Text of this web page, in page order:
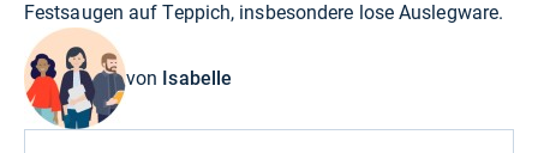
Festsaugen auf Teppich, insbesondere lose Auslegware.
von Isabelle